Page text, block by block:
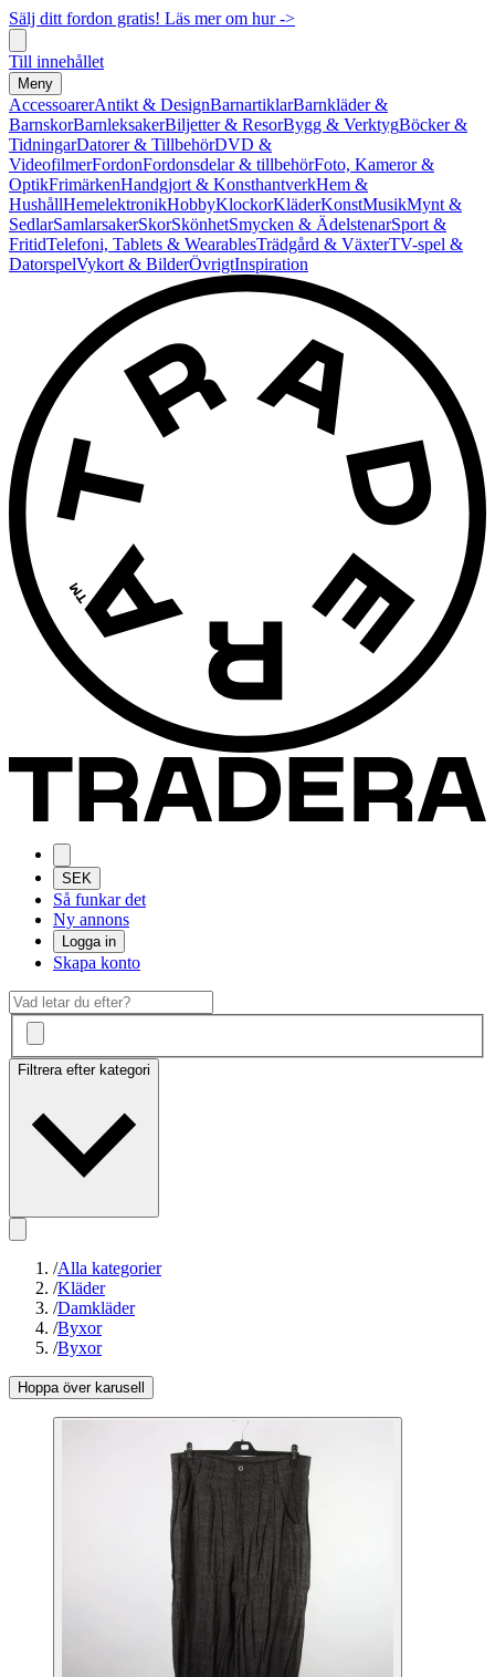
Sälj ditt fordon gratis! Läs mer om hur ->
Till innehållet
Meny
AccessoarerAntikt & DesignBarnartiklarBarnkläder &
BarnskorBarnleksakerBiljetter & ResorBygg & VerktygBöcker &
TidningarDatorer & TillbehörDVD &
VideofilmerFordonFordonsdelar & tillbehörFoto, Kameror &
OptikFrimärkenHandgjort & KonsthantverkHem &
HushållHemelektronikHobbyKlockorKläderKonstMusikMynt &
SedlarSamlarsakerSkorSkönhetSmycken & ÄdelstenarSport &
FritidTelefoni, Tablets & WearablesTrädgård & VäxterTV-spel &
DatorspelVykort & BilderÖvrigtInspiration
SEK
Så funkar det
Ny annons
Logga in
Skapa konto
Filtrera efter kategori
/Alla kategorier
/Kläder
/Damkläder
/Byxor
/Byxor
Hoppa över karusell